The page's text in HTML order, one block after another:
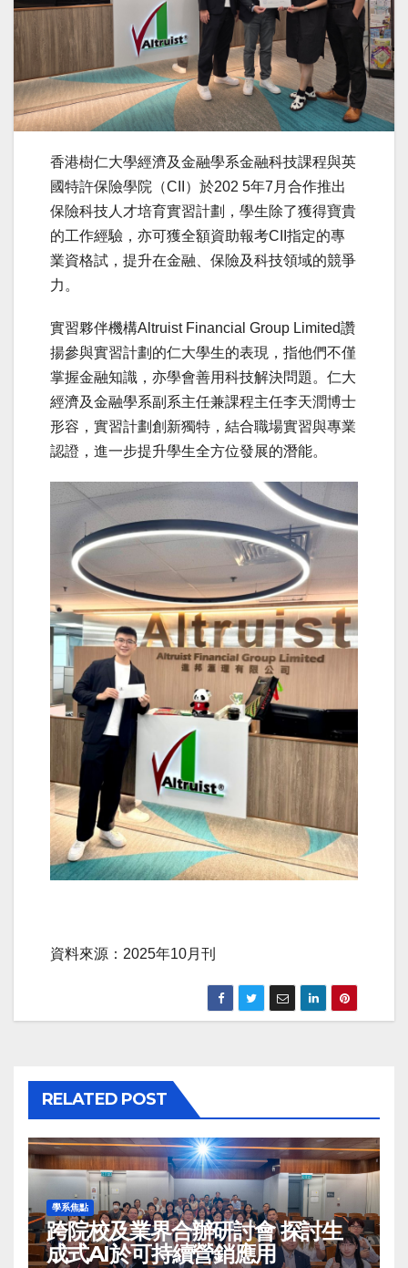
香港樹仁大學經濟及金融學系金融科技課程與英
國特許保險學院（CII）於202 5年7月合作推出
保險科技人才培育實習計劃，學生除了獲得寶貴
的工作經驗，亦可獲全額資助報考CII指定的專
業資格試，提升在金融、保險及科技領域的競爭
力。
實習夥伴機構Altruist Financial Group Limited讚
揚參與實習計劃的仁大學生的表現，指他們不僅
掌握金融知識，亦學會善用科技解決問題。仁大
經濟及金融學系副系主任兼課程主任李天潤博士
形容，實習計劃創新獨特，結合職場實習與專業
認證，進一步提升學生全方位發展的潛能。
資料來源：2025年10月刊
RELATED POST
學系焦點
跨院校及業界合辦研討會 探討生
成式AI於可持續營銷應用